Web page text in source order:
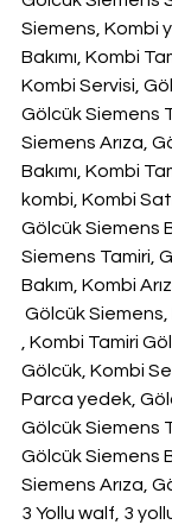
Siemens, Kombi
Bakımı, Kombi
Kombi Servisi,
Gölcük Siemens
Siemens Arıza,
Bakımı, Kombi
kombi, Kombi
Gölcük Siemens
Siemens Tamiri,
Bakım, Kombi
Gölcük Siemens,
, Kombi Tamiri
Gölcük, Kombi
Parca yedek,
Gölcük Siemens
Gölcük Siemens
Siemens Arıza,
3 Yollu walf, 3